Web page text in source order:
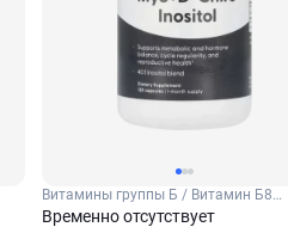
Витамины группы Б / Витамин Б8
(Инозитол)
Временно отсутствует